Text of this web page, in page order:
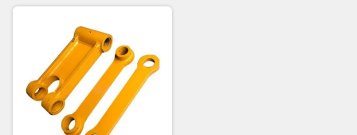
рождественской
декоративной вечеринки